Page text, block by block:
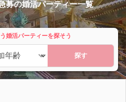
募の婚活パーティー一覧
婚活パーティーを探そう
探す